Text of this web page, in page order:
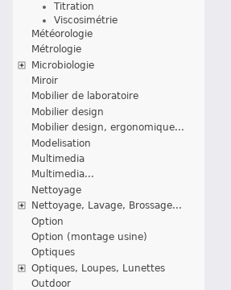
Titration
Viscosimétrie
Météorologie
Métrologie
Microbiologie
Miroir
Mobilier de laboratoire
Mobilier design
Mobilier design, ergonomique...
Modelisation
Multimedia
Multimedia...
Nettoyage
Nettoyage, Lavage, Brossage...
Option
Option (montage usine)
Optiques
Optiques, Loupes, Lunettes
Outdoor